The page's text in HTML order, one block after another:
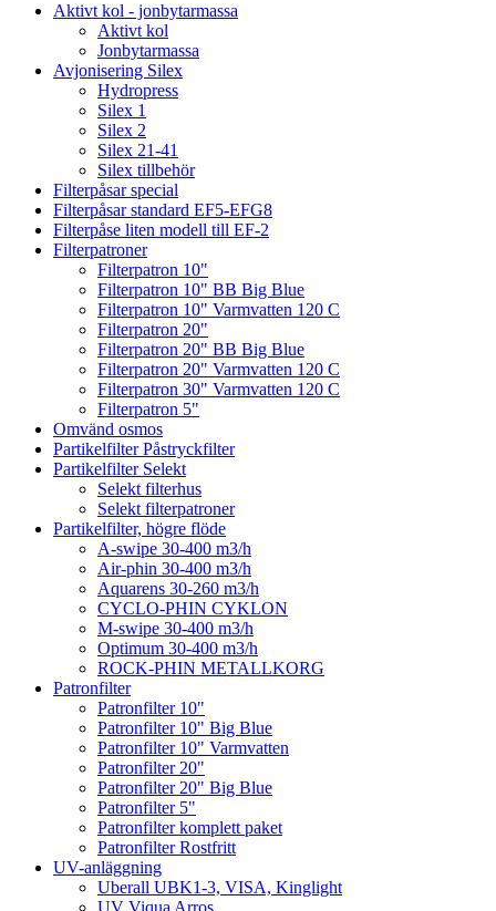
Aktivt kol - jonbytarmassa
Aktivt kol
Jonbytarmassa
Avjonisering Silex
Hydropress
Silex 1
Silex 2
Silex 21-41
Silex tillbehör
Filterpåsar special
Filterpåsar standard EF5-EFG8
Filterpåse liten modell till EF-2
Filterpatroner
Filterpatron 10"
Filterpatron 10" BB Big Blue
Filterpatron 10" Varmvatten 120 C
Filterpatron 20"
Filterpatron 20" BB Big Blue
Filterpatron 20" Varmvatten 120 C
Filterpatron 30" Varmvatten 120 C
Filterpatron 5"
Omvänd osmos
Partikelfilter Påstryckfilter
Partikelfilter Selekt
Selekt filterhus
Selekt filterpatroner
Partikelfilter, högre flöde
A-swipe 30-400 m3/h
Air-phin 30-400 m3/h
Aquarens 30-260 m3/h
CYCLO-PHIN CYKLON
M-swipe 30-400 m3/h
Optimum 30-400 m3/h
ROCK-PHIN METALLKORG
Patronfilter
Patronfilter 10"
Patronfilter 10" Big Blue
Patronfilter 10" Varmvatten
Patronfilter 20"
Patronfilter 20" Big Blue
Patronfilter 5"
Patronfilter komplett paket
Patronfilter Rostfritt
UV-anläggning
Uberall UBK1-3, VISA, Kinglight